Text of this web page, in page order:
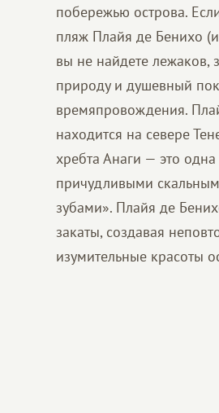
побережью острова.
пляж Плайя де Бенихо
вы не найдете лежаков,
природу и душевный
времяпровождения.
находится на севере
хребта Анаги — это
причудливыми
зубами». Плайя де
закаты, создавая
изумительные красоты